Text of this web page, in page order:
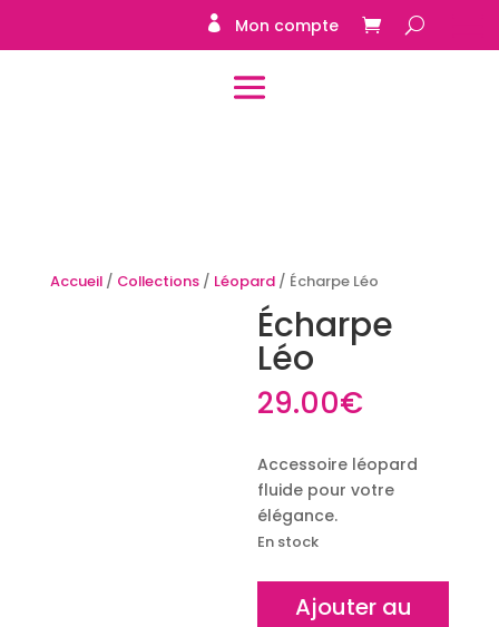
Mon compte
Accueil/ Collections/ Léopard/ Écharpe Léo
Écharpe
Léo
29.00€
Accessoire léopard
fluide pour votre
élégance.
En stock
quantitéAjouter au